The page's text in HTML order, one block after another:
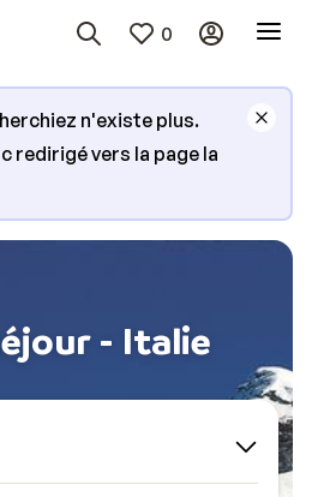
0
n'existe plus.
redirigé vers la page la
- Italie